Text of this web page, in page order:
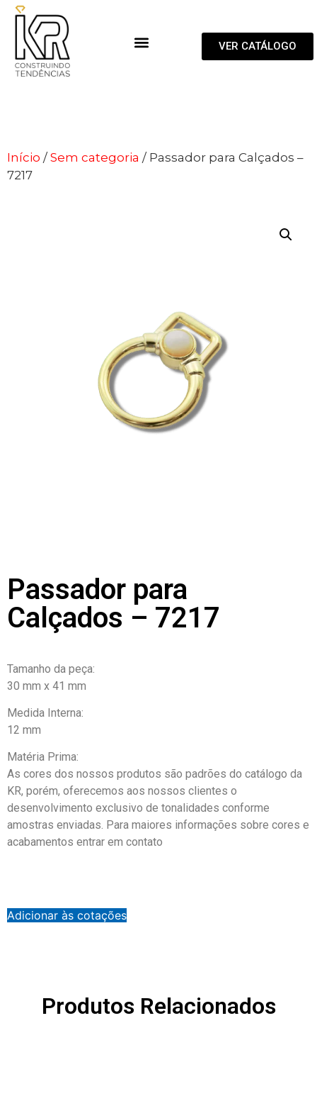
VER CATÁLOGO
Início /Sem categoria / Passador para Calçados –
7217
Passador para
Calçados – 7217
Tamanho da peça:
30 mm x 41 mm
Medida Interna:
12 mm
Matéria Prima:
As cores dos nossos produtos são padrões do catálogo da
KR, porém, oferecemos aos nossos clientes o
desenvolvimento exclusivo de tonalidades conforme
amostras enviadas. Para maiores informações sobre cores e
acabamentos entrar em contato
Adicionar às cotações
Produtos Relacionados